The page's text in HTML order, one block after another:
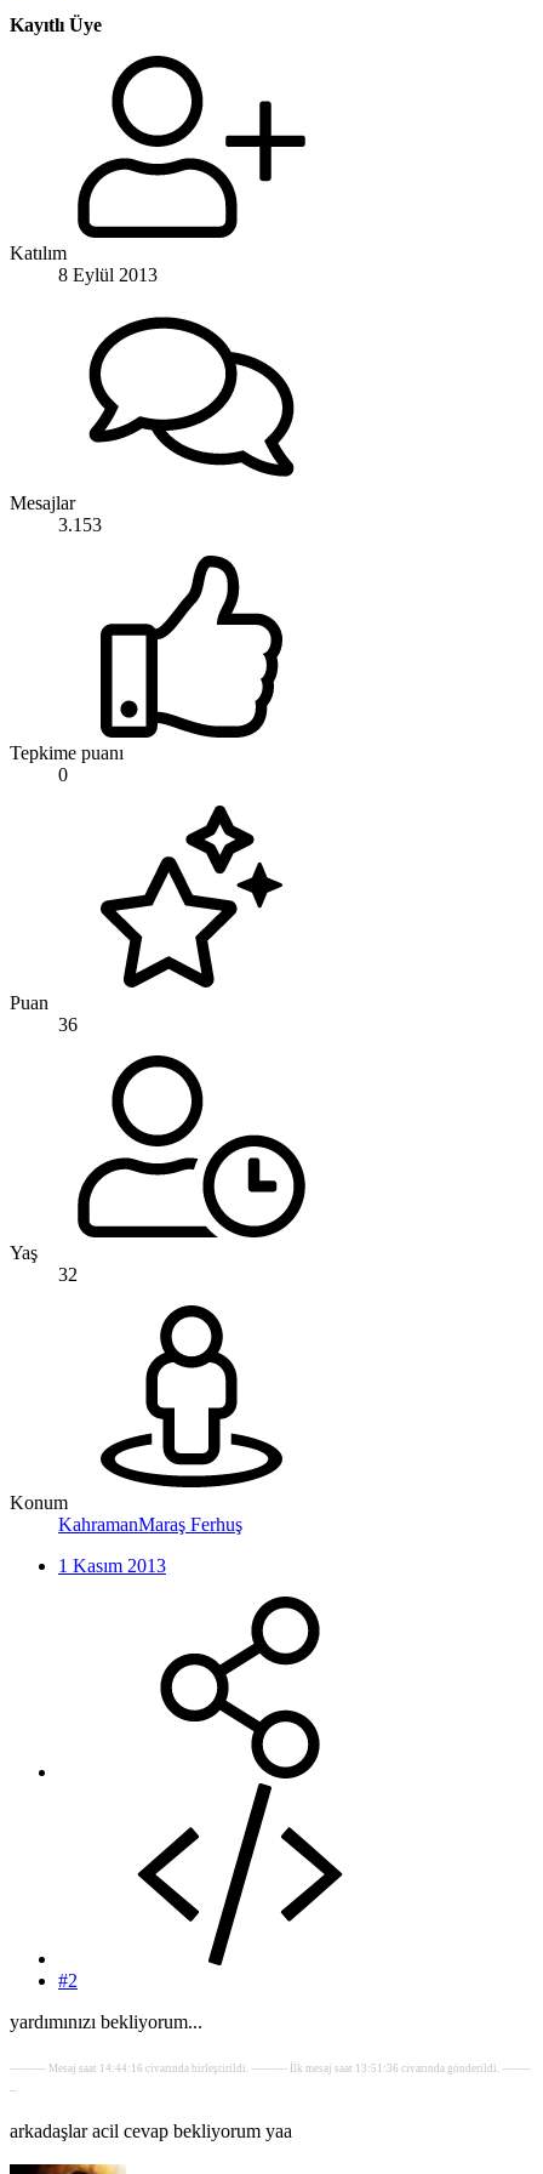
Kayıtlı Üye
Katılım
8 Eylül 2013
Mesajlar
3.153
Tepkime puanı
0
Puan
36
Yaş
32
Konum
KahramanMaraş Ferhuş
1 Kasım 2013
#2
yardımınızı bekliyorum...
---------- Mesaj saat 14:44:16 civarında birleştirildi. ---------- İlk mesaj saat 13:51:36 civarında gönderildi. --------
--
arkadaşlar acil cevap bekliyorum yaa